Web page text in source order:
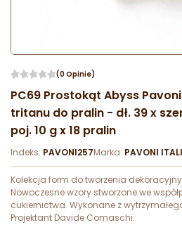
(0 Opinie)
PC69 Prostokąt Abyss
tritanu do pralin - dł. 39 x
poj. 10 g x 18 pralin
Indeks: PAVONI257Marka: PAVONI
Kolekcja form do tworzenia
Nowoczesne wzory stworzone we
cukiernictwa. Wykonane z
Projektant Davide Comaschi.